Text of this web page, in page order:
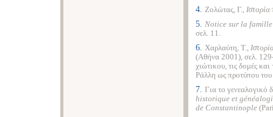
4. Ζολώτας, Γ.,
5. Notice sur la
σελ. 11.
6. Χαρλαύτη, Τ.,
(Αθήνα 2001), σελ. 129-
χιώτικου, τις δομές
Ράλλη ως προτύπου
7. Για το γενεαλογικό
historique et
de Constantinople